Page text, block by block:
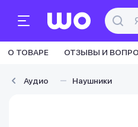
О ТОВАРЕ ОТЗЫВЫ И
Аудио Наушники